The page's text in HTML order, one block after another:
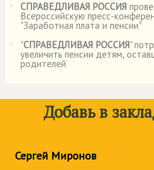
˙
СПРАВЕДЛИВАЯ РОССИЯ
Всероссийскую пресс-
"Заработная плата и пенсии"
˙
"СПРАВЕДЛИВАЯ РОССИЯ"
увеличить пенсии детям,
родителей
Добавь в
Сергей Миронов